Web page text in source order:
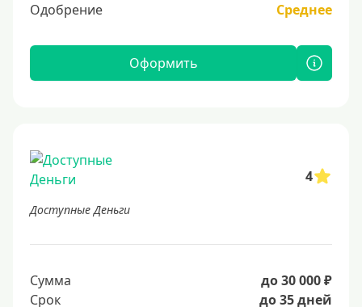
Одобрение
Среднее
Оформить
4
Доступные Деньги
Сумма
до 30 000 ₽
Срок
до 35 дней